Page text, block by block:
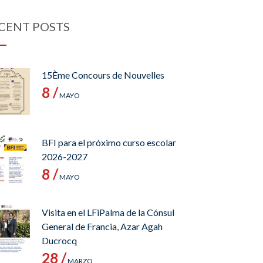
POSTS
15Ème Concours de Nouvelles
8 /MAYO
BFI para el próximo curso escolar
2026-2027
8 /MAYO
Visita en el LFiPalma de la Cónsul
General de Francia, Azar Agah
Ducrocq
28 /MARZO